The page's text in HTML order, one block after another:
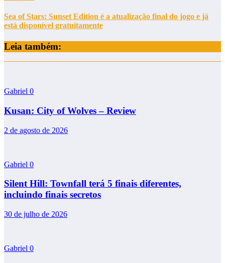
Sea of Stars: Sunset Edition é a atualização final do jogo e já
está disponível gratuitamente
Leia também:
Gabriel 0
Kusan: City of Wolves – Review
2 de agosto de 2026
Gabriel 0
Silent Hill: Townfall terá 5 finais diferentes,
incluindo finais secretos
30 de julho de 2026
Gabriel 0